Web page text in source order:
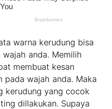
warna kerudung bisa
anda. Memilih
membuat kesan
pada wajah anda. Maka
kerudung yang cocok
dillakukan. Supaya